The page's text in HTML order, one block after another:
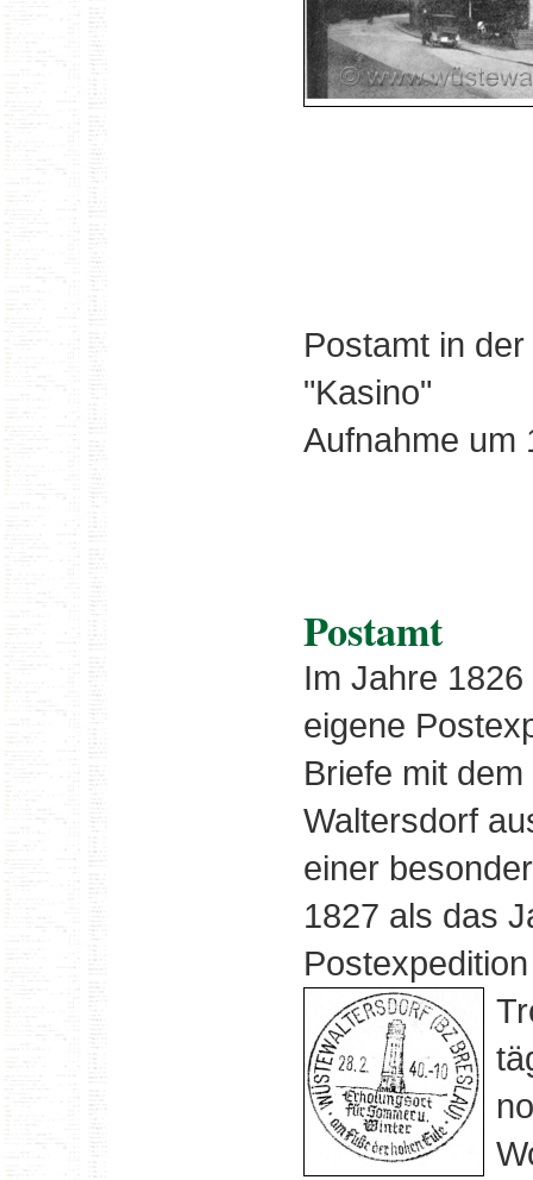
Postamt in
"Kasino"
Aufnahme um
Postamt
Im Jahre
eigene
Briefe mit
Waltersdorf
einer
1827 als das